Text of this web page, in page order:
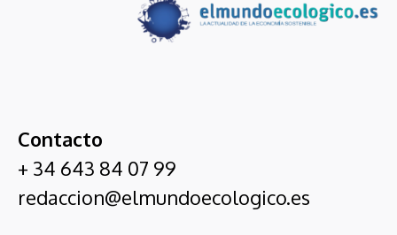
Contacto
+ 34 643 84 07 99
redaccion@elmundoecologico.es